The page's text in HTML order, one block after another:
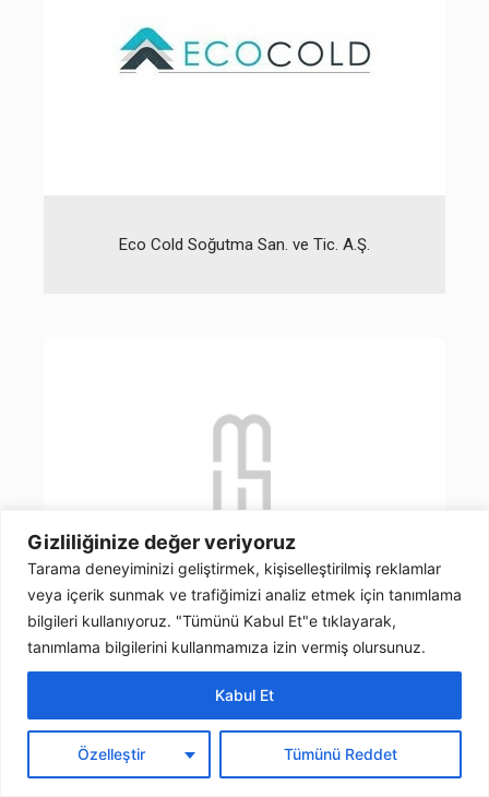
Gizliliğinize değer veriyoruz
Tarama deneyiminizi geliştirmek, kişiselleştirilmiş reklamlar
veya içerik sunmak ve trafiğimizi analiz etmek için tanımlama
bilgileri kullanıyoruz. "Tümünü Kabul Et"e tıklayarak,
tanımlama bilgilerini kullanmamıza izin vermiş olursunuz.
Özelleştir Tümünü Reddet
Kabul Et
Eco Cold Soğutma San. ve Tic. A.Ş.
Efachem Kimya Ürünleri Sanayi Ticaret
E-dilekçe Formu